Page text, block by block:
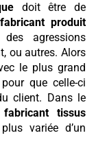
doit être de
fabricant produit
agressions
ou autres. Alors
le plus grand
pour que celle-ci
client. Dans le
fabricant tissus
variée d’un